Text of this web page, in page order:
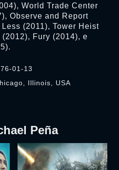
01-13
Illinois, USA
World Trade Center
Observe and Report
(2011), Tower Heist
Fury (2014), e
Peña